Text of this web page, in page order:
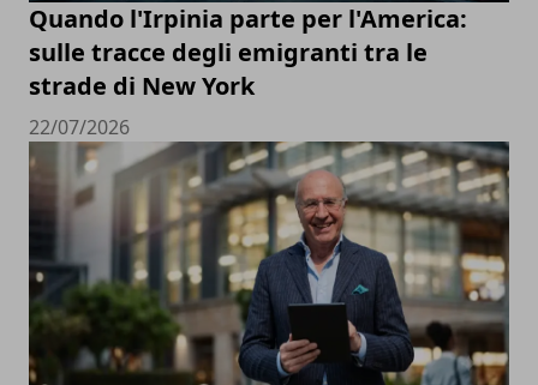
Quando l'Irpinia parte per l'America:
sulle tracce degli emigranti tra le
strade di New York
22/07/2026